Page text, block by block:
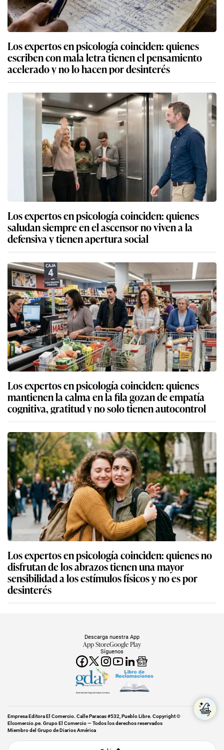
Los expertos en psicología coinciden: quienes
escriben con mala letra tienen el pensamiento
acelerado y no lo hacen por desinterés
Los expertos en psicología coinciden: quienes
saludan siempre en el ascensor no viven a la
defensiva y tienen apertura social
Los expertos en psicología coinciden: quienes
mantienen la calma en la fila gozan de empatía
cognitiva, gratitud y no solo tienen autocontrol
Los expertos en psicología coinciden: quienes no
disfrutan de los abrazos tienen una mayor
sensibilidad a los estímulos físicos y no es por
desinterés
Síguenos
Descarga nuestra App
App StoreGoogle Play
Miembro del Grupo de Diarios América
Empresa Editora El Comercio. Calle Paracas #532, Pueblo Libre. Copyright ©
Elcomercio.pe. Grupo El Comercio — Todos los derechos reservados
Miembro del Grupo de Diarios América